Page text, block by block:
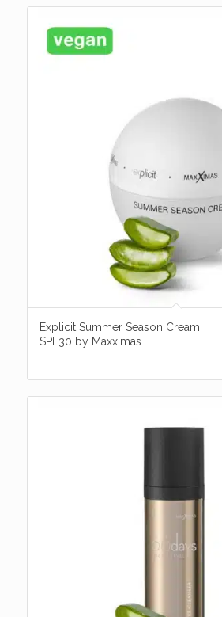
Explicit Summer Season Cream
SPF30 by Maxximas